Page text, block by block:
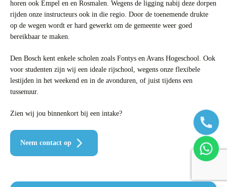
horen ook Empel en en Rosmalen. Wegens de ligging nabij deze dorpen
rijden onze instructeurs ook in die regio. Door de toenemende drukte
op de wegen wordt er hard gewerkt om de gemeente weer goed
bereikbaar te maken.
Den Bosch kent enkele scholen zoals Fontys en Avans Hogeschool. Ook
voor studenten zijn wij een ideale rijschool, wegens onze flexibele
lestijden in het weekend en in de avonduren, of juist tijdens een
tussenuur.
Zien wij jou binnenkort bij een intake?
Neem contact op